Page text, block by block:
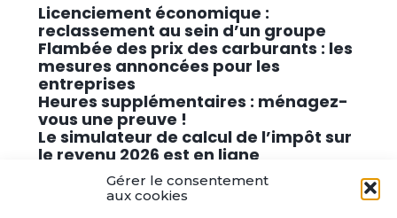
Gérer le consentement
aux cookies
Licenciement économique :
reclassement au sein d’un groupe
Flambée des prix des carburants : les
mesures annoncées pour les
entreprises
Heures supplémentaires : ménagez-
vous une preuve !
Le simulateur de calcul de l’impôt sur
le revenu 2026 est en ligne
Promouvoir des solutions de
cybersécurité conformes au RGPD